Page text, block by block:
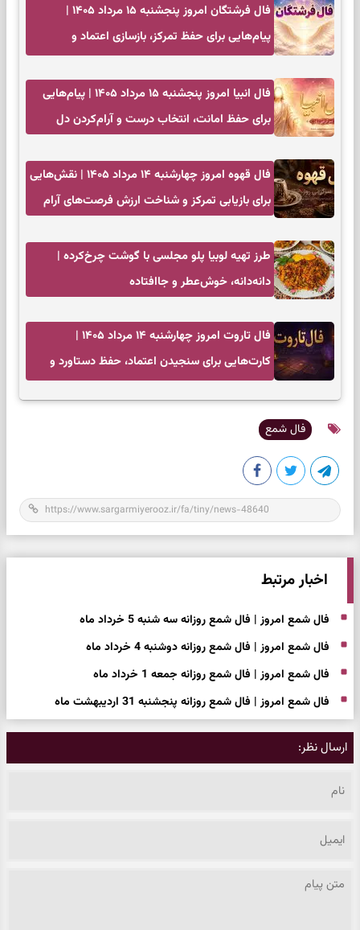
فال فرشتگان امروز پنجشنبه ۱۵ مرداد ۱۴۰۵ |
پیام‌هایی برای حفظ تمرکز، بازسازی اعتماد و
فال انبیا امروز پنجشنبه ۱۵ مرداد ۱۴۰۵ | پیام‌هایی
برای حفظ امانت، انتخاب درست و آرام‌کردن دل
فال قهوه امروز چهارشنبه ۱۴ مرداد ۱۴۰۵ | نقش‌هایی
برای بازیابی تمرکز و شناخت ارزش فرصت‌های آرام
طرز تهیه لوبیا پلو مجلسی با گوشت چرخ‌کرده |
دانه‌دانه، خوش‌عطر و جاافتاده
فال تاروت امروز چهارشنبه ۱۴ مرداد ۱۴۰۵ |
کارت‌هایی برای سنجیدن اعتماد، حفظ دستاورد و
فال شمع
اخبار مرتبط
فال شمع امروز | فال شمع روزانه سه شنبه 5 خرداد ماه
فال شمع امروز | فال شمع روزانه دوشنبه 4 خرداد ماه
فال شمع امروز | فال شمع روزانه جمعه 1 خرداد ماه
فال شمع امروز | فال شمع روزانه پنجشنبه 31 اردیبهشت ماه
ارسال نظر: